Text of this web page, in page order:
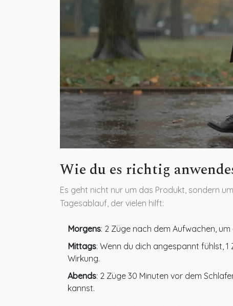
Wie du es richtig
Es geht nicht nur um das Produkt, sondern
Tagesablauf, der vielen hilft:
Morgens: 2 Züge nach dem Aufwachen,
Mittags: Wenn du dich angespannt fühlst,
Wirkung.
Abends: 2 Züge 30 Minuten vor dem
kannst.